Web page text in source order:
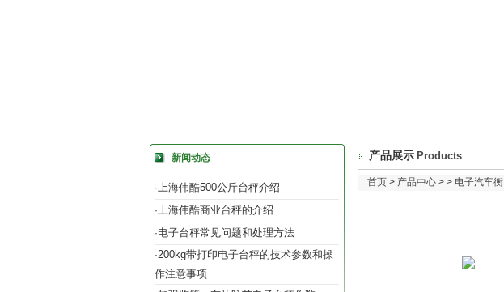
新闻动态
·上海伟酷500公斤台秤介绍
·上海伟酷商业台秤的介绍
·电子台秤常见问题和处理方法
·200kg带打印电子台秤的技术参数和操
作注意事项
产品展示 Products
首页 > 产品中心 > > 电子汽车衡